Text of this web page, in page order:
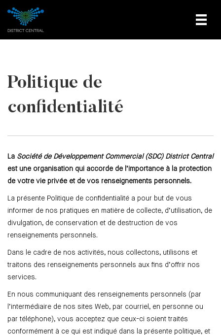
Politique de
confidentialité
La Société de Développement Commercial (SDC) District Central
est une organisation qui accorde de l’importance à la protection
de votre vie privée et de vos renseignements personnels.
La présente Politique de confidentialité a pour but de vous
informer de nos pratiques en matière de collecte, d’utilisation, de
divulgation, de conservation et de destruction de vos
renseignements personnels.
Dans le cadre de nos activités, nous collectons, utilisons et
traitons des renseignements personnels aux fins d’offrir nos
services.
En nous communiquant des renseignements personnels (par
l’intermédiaire de nos sites Web, par courriel, en personne ou
par téléphone), vous acceptez que ceux-ci soient traités
conformément à ce qui est indiqué dans la présente politique, et